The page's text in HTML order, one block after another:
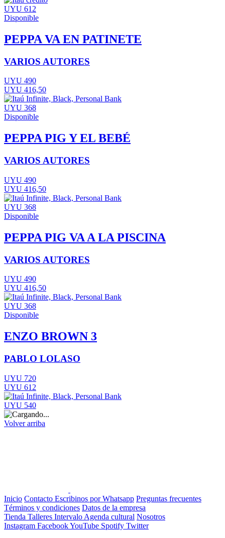
UYU 612
Disponible
PEPPA VA EN PATINETE
VARIOS AUTORES
UYU 490
UYU 416,50
UYU 368
Disponible
PEPPA PIG Y EL BEBÉ
VARIOS AUTORES
UYU 490
UYU 416,50
UYU 368
Disponible
PEPPA PIG VA A LA PISCINA
VARIOS AUTORES
UYU 490
UYU 416,50
UYU 368
Disponible
ENZO BROWN 3
PABLO LOLASO
UYU 720
UYU 612
UYU 540
Volver arriba
Inicio Contacto Escribinos por Whatsapp Preguntas frecuentes
Términos y condiciones Datos de la empresa
Tienda Talleres Intervalo Agenda cultural Nosotros
Instagram FacebookYouTube Spotify Twitter